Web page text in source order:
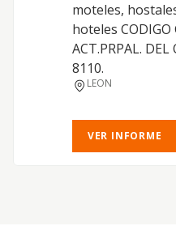
moteles,
hoteles CODIGO
ACT.PRPAL. DEL
8110.
LEON
VER INFORME